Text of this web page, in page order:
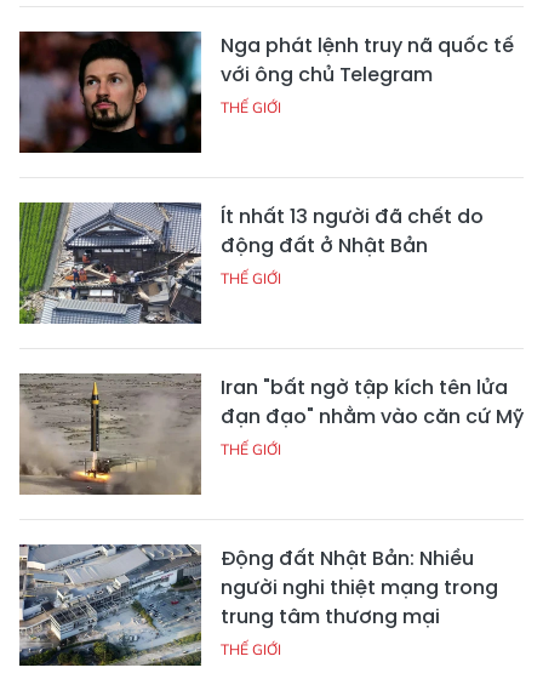
Nga phát lệnh truy nã quốc tế
với ông chủ Telegram
THẾ GIỚI
Ít nhất 13 người đã chết do
động đất ở Nhật Bản
THẾ GIỚI
Iran "bất ngờ tập kích tên lửa
đạn đạo" nhằm vào căn cứ Mỹ
THẾ GIỚI
Động đất Nhật Bản: Nhiều
người nghi thiệt mạng trong
trung tâm thương mại
THẾ GIỚI